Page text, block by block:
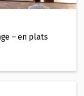
– en plats